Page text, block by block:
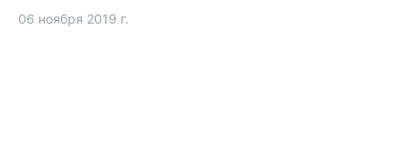
06 ноября 2019 г.